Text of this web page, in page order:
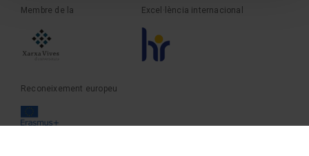
Membre de la Excel·lència internacional
Reconeixement europeu